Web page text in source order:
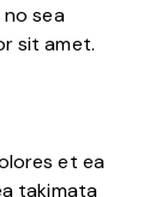
sea
sit amet.
et ea
takimata